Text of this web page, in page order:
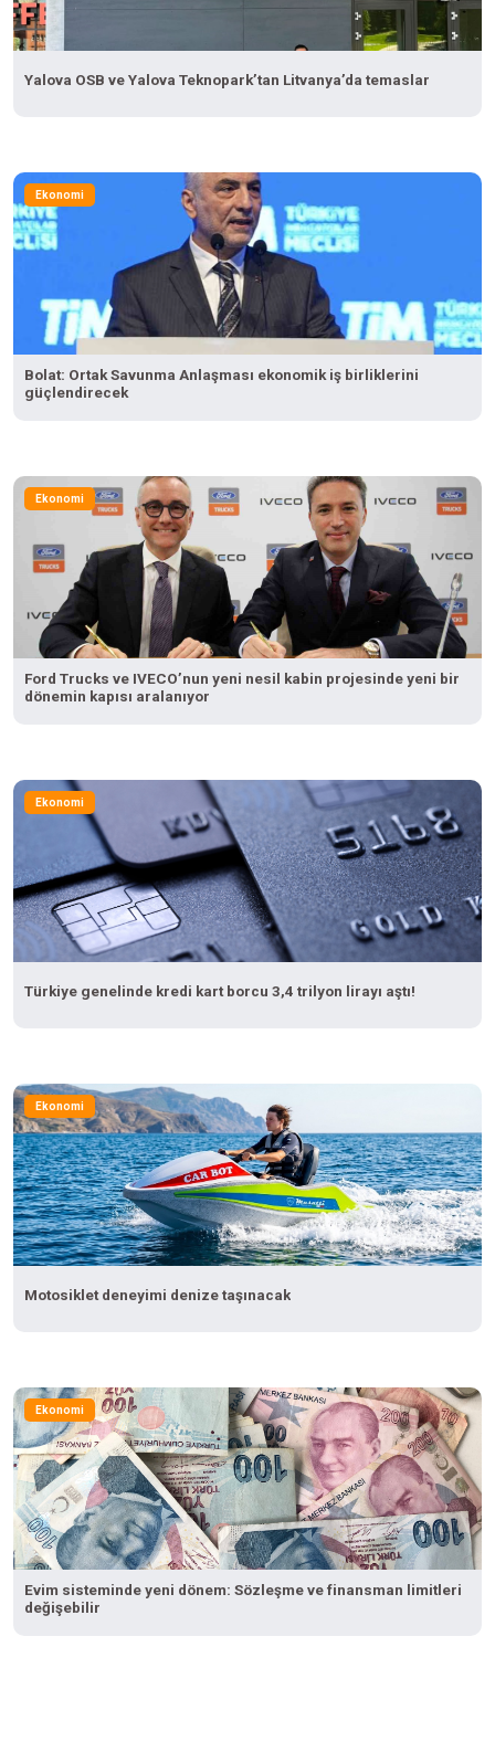
Yalova OSB ve Yalova Teknopark’tan Litvanya’da temaslar
Ekonomi
Bolat: Ortak Savunma Anlaşması ekonomik iş birliklerini
güçlendirecek
Ekonomi
Ford Trucks ve IVECO’nun yeni nesil kabin projesinde yeni bir
dönemin kapısı aralanıyor
Ekonomi
Türkiye genelinde kredi kart borcu 3,4 trilyon lirayı aştı!
Ekonomi
Motosiklet deneyimi denize taşınacak
Ekonomi
Evim sisteminde yeni dönem: Sözleşme ve finansman limitleri
değişebilir